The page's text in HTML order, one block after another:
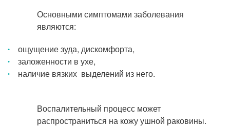
Основными симптомами заболевания
являются:
ощущение зуда, дискомфорта,
заложенности в ухе,
наличие вязких выделений из него.
Воспалительный процесс может
распространиться на кожу ушной раковины.